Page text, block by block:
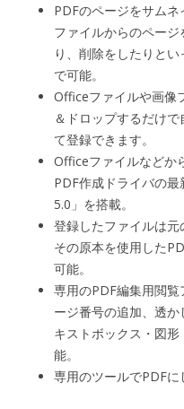
PDFのページをサム
ファイルからのペー
り、削除をしたりと
で可能。
Officeファイルや画像
＆ドロップするだけ
て登録できます。
Officeファイルなどか
PDF作成ドライバの
5.0」を搭載。
登録したファイルは元
その原本を使用した
可能。
専用のPDF編集用閲
ージ番号の追加、透
キストボックス・図
能。
専用のツールでPDFに